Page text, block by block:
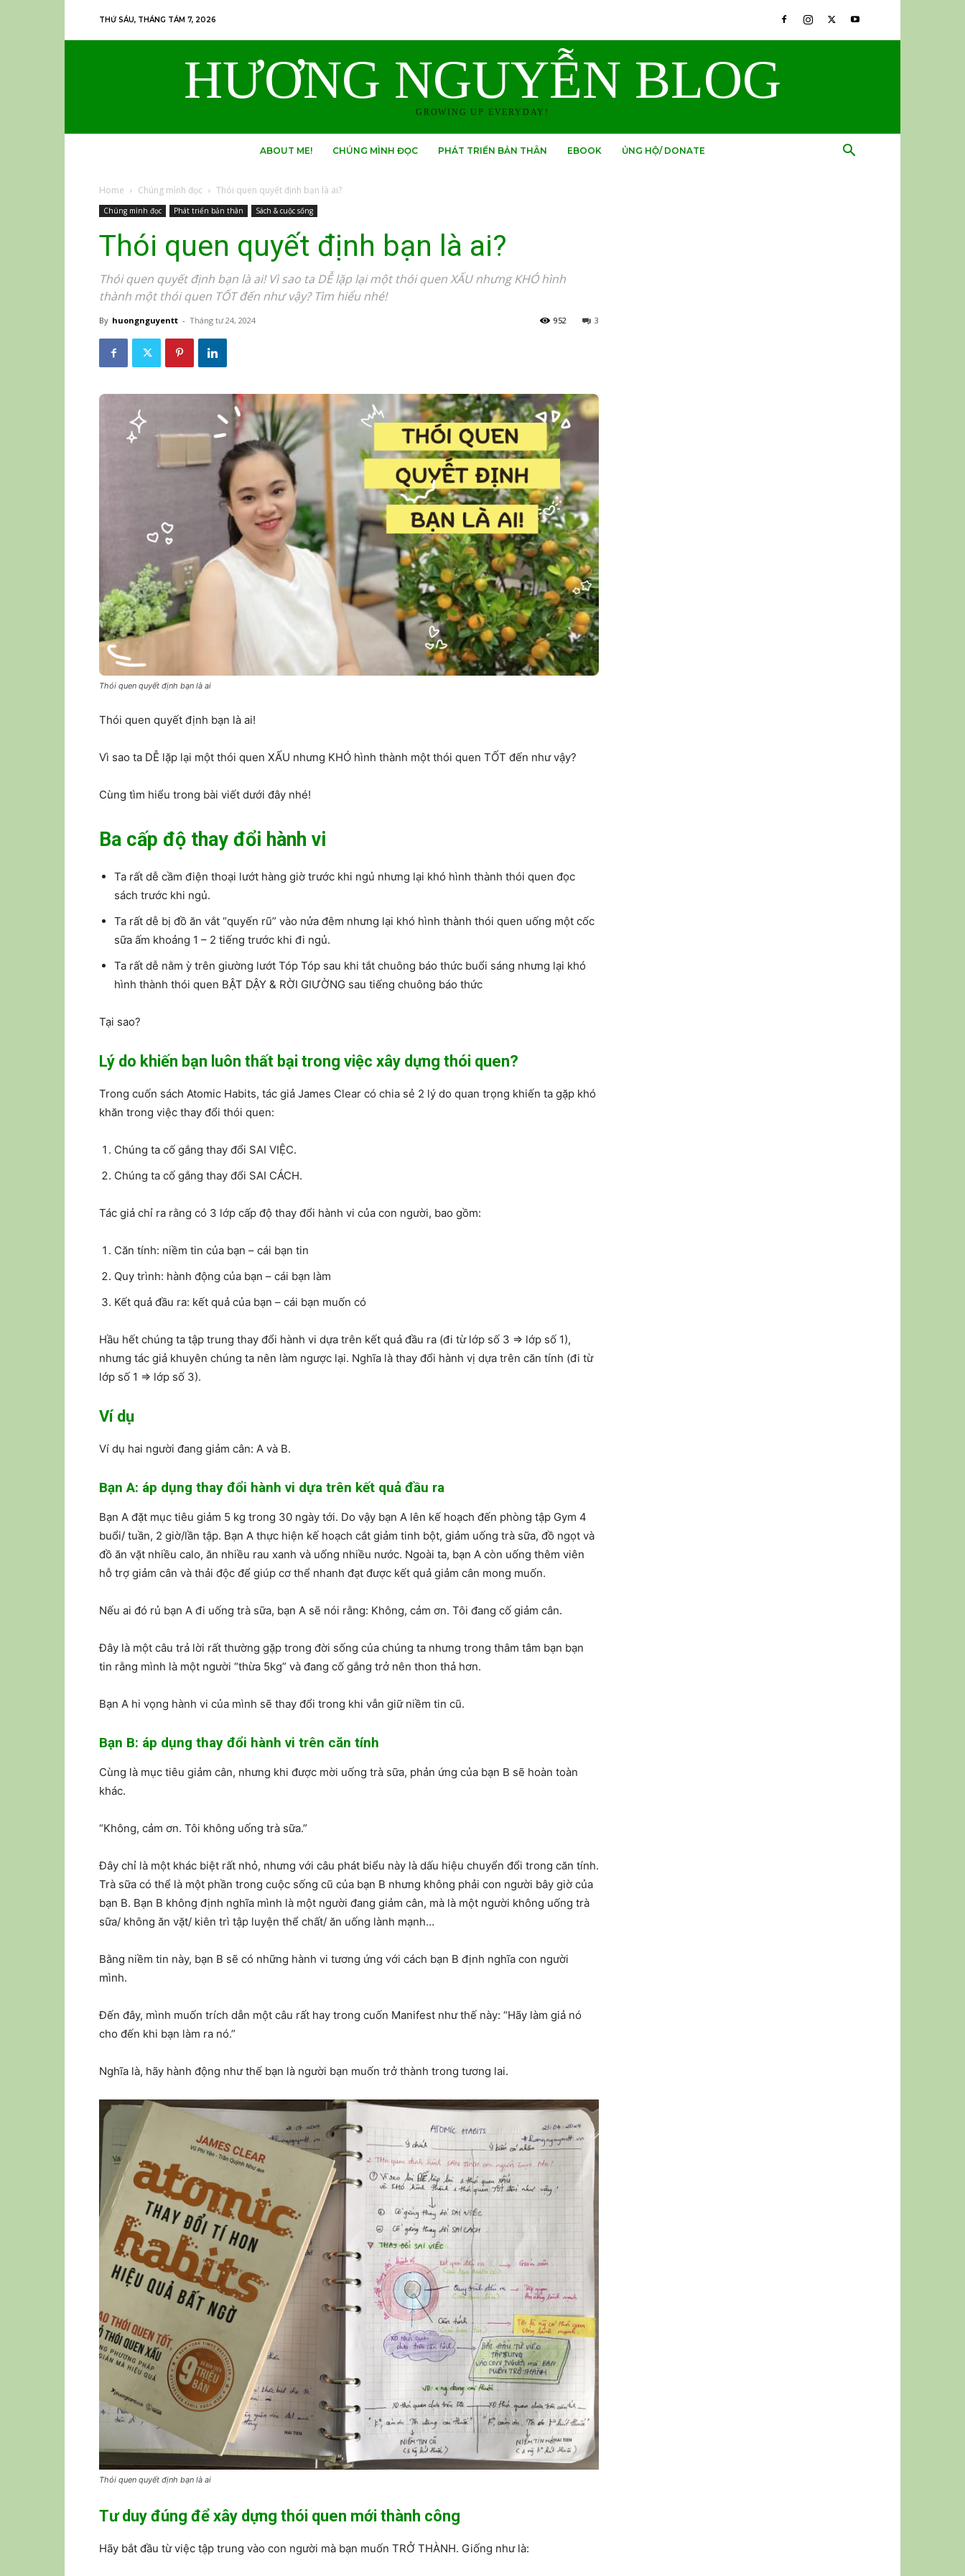
THỨ SÁU, THÁNG TÁM 7, 2026
HƯƠNG NGUYỄN BLOG
GROWING UP EVERYDAY!
ABOUT ME! CHÚNG MÌNH ĐỌC PHÁT TRIỂN BẢN THÂN EBOOK ỦNG HỘ/ DONATE
Home Chúng mình đọc Thói quen quyết định bạn là ai?
Chúng mình đọc Phát triển bản thân Sách & cuộc sống
Thói quen quyết định bạn là ai?
Thói quen quyết định bạn là ai! Vì sao ta DỄ lặp lại một thói quen XẤU nhưng KHÓ hình
thành một thói quen TỐT đến như vậy? Tìm hiểu nhé!
By huongnguyentt - Tháng tư 24, 2024 3
952
Thói quen quyết định bạn là ai
Thói quen quyết định bạn là ai!
Vì sao ta DỄ lặp lại một thói quen XẤU nhưng KHÓ hình thành một thói quen TỐT đến như vậy?
Cùng tìm hiểu trong bài viết dưới đây nhé!
Ba cấp độ thay đổi hành vi
Ta rất dễ cầm điện thoại lướt hàng giờ trước khi ngủ nhưng lại khó hình thành thói quen đọc
sách trước khi ngủ.
Ta rất dễ bị đồ ăn vắt “quyến rũ” vào nửa đêm nhưng lại khó hình thành thói quen uống một cốc
sữa ấm khoảng 1 – 2 tiếng trước khi đi ngủ.
Ta rất dễ nằm ỳ trên giường lướt Tóp Tóp sau khi tắt chuông báo thức buổi sáng nhưng lại khó
hình thành thói quen BẬT DẬY & RỜI GIƯỜNG sau tiếng chuông báo thức
Tại sao?
Lý do khiến bạn luôn thất bại trong việc xây dựng thói quen?
Trong cuốn sách Atomic Habits, tác giả James Clear có chia sẻ 2 lý do quan trọng khiến ta gặp khó
khăn trong việc thay đổi thói quen:
Chúng ta cố gắng thay đổi SAI VIỆC.
Chúng ta cố gắng thay đổi SAI CÁCH.
Tác giả chỉ ra rằng có 3 lớp cấp độ thay đổi hành vi của con người, bao gồm:
Căn tính: niềm tin của bạn – cái bạn tin
Quy trình: hành động của bạn – cái bạn làm
Kết quả đầu ra: kết quả của bạn – cái bạn muốn có
Hầu hết chúng ta tập trung thay đổi hành vi dựa trên kết quả đầu ra (đi từ lớp số 3 => lớp số 1),
nhưng tác giả khuyên chúng ta nên làm ngược lại. Nghĩa là thay đổi hành vị dựa trên căn tính (đi từ
lớp số 1 => lớp số 3).
Ví dụ
Ví dụ hai người đang giảm cân: A và B.
Bạn A: áp dụng thay đổi hành vi dựa trên kết quả đầu ra
Bạn A đặt mục tiêu giảm 5 kg trong 30 ngày tới. Do vậy bạn A lên kế hoạch đến phòng tập Gym 4
buổi/ tuần, 2 giờ/lần tập. Bạn A thực hiện kế hoạch cắt giảm tinh bột, giảm uống trà sữa, đồ ngọt và
đồ ăn vặt nhiều calo, ăn nhiều rau xanh và uống nhiều nước. Ngoài ta, bạn A còn uống thêm viên
hỗ trợ giảm cân và thải độc để giúp cơ thể nhanh đạt được kết quả giảm cân mong muốn.
Nếu ai đó rủ bạn A đi uống trà sữa, bạn A sẽ nói rằng: Không, cảm ơn. Tôi đang cố giảm cân.
Đây là một câu trả lời rất thường gặp trong đời sống của chúng ta nhưng trong thâm tâm bạn bạn
tin rằng mình là một người “thừa 5kg” và đang cố gắng trở nên thon thả hơn.
Bạn A hi vọng hành vi của mình sẽ thay đổi trong khi vẫn giữ niềm tin cũ.
Bạn B: áp dụng thay đổi hành vi trên căn tính
Cùng là mục tiêu giảm cân, nhưng khi được mời uống trà sữa, phản ứng của bạn B sẽ hoàn toàn
khác.
“Không, cảm ơn. Tôi không uống trà sữa.”
Đây chỉ là một khác biệt rất nhỏ, nhưng với câu phát biểu này là dấu hiệu chuyển đổi trong căn tính.
Trà sữa có thể là một phần trong cuộc sống cũ của bạn B nhưng không phải con người bây giờ của
bạn B. Bạn B không định nghĩa mình là một người đang giảm cân, mà là một người không uống trà
sữa/ không ăn vặt/ kiên trì tập luyện thể chất/ ăn uống lành mạnh…
Bằng niềm tin này, bạn B sẽ có những hành vi tương ứng với cách bạn B định nghĩa con người
mình.
Đến đây, mình muốn trích dẫn một câu rất hay trong cuốn Manifest như thế này: “Hãy làm giả nó
cho đến khi bạn làm ra nó.”
Nghĩa là, hãy hành động như thế bạn là người bạn muốn trở thành trong tương lai.
Thói quen quyết định bạn là ai
Tư duy đúng để xây dựng thói quen mới thành công
Hãy bắt đầu từ việc tập trung vào con người mà bạn muốn TRỞ THÀNH. Giống như là: